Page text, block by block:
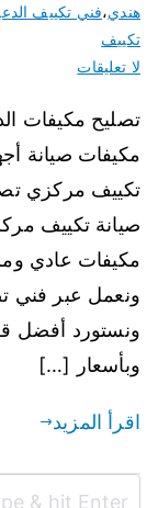
هندي،فني تكييف
تكييف
لا تعليقات
مكيفات صيانة
تكييف مركزي
صيانة تكييف
مكيفات عادي
ونعمل عبر فني
ونستورد أفضل
وبأسعار […]
اقرأ المزيد